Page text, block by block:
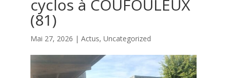
cyclos à COUFOULEUX
(81)
Mai 27, 2026 | Actus, Uncategorized